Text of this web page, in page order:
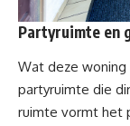
Partyruimte en
Wat deze woning
partyruimte die
ruimte vormt het